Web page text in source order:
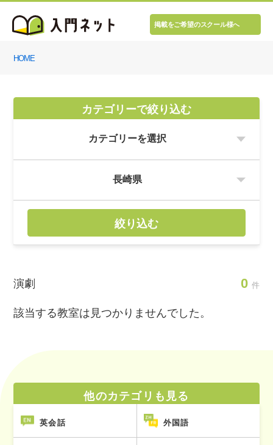
掲載をご希望のスクール様へ
HOME
カテゴリーで絞り込む
絞り込む
演劇 0 件
該当する教室は見つかりませんでした。
他のカテゴリも見る
英会話 外国語